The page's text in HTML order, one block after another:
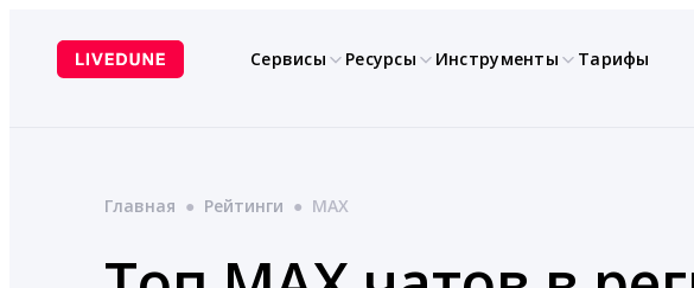
содержимому
Сервисы Ресурсы Инструменты Тарифы
Главная ● Рейтинги ● MAX